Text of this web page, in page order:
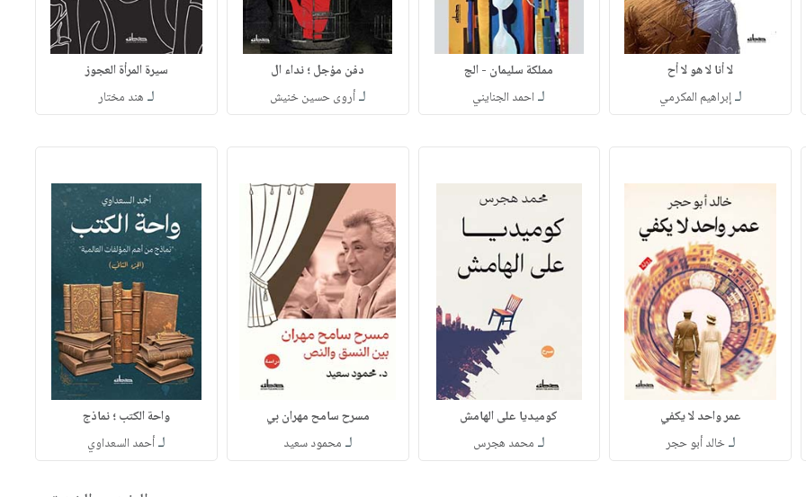
لا أنا لا هو لا أح
لـإبراهيم المكرمي
مملكة سليمان - الج
لـ احمد الجنايني
دفن مؤجل ؛ نداء ال
لـأروى حسين خنيش
سيرة المرأة العجوز
لـ هند مختار
عمر واحد لا يكفي
لـخالد أبو حجر
كوميديا على الهامش
لـ محمد هجرس
مسرح سامح مهران بي
لـ محمود سعيد
واحة الكتب ؛ نماذج
لـأحمد السعداوي